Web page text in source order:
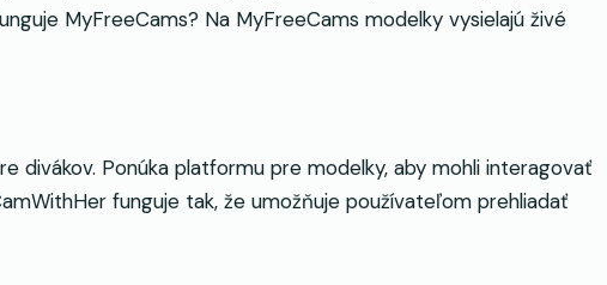
MyFreeCams? Na MyFreeCams modelky vysielajú živé
divákov. Ponúka platformu pre modelky, aby mohli interagovať
funguje tak, že umožňuje používateľom prehliadať